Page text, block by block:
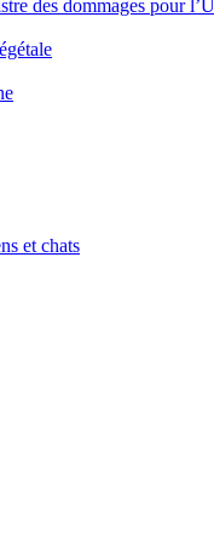
des dommages pour
et chats